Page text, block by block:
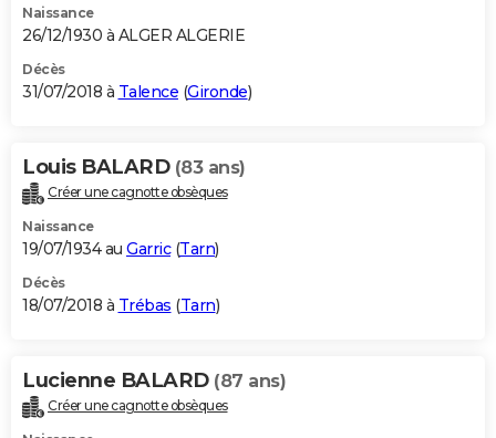
Naissance
26/12/1930 à ALGER ALGERIE
Décès
31/07/2018 à Talence (Gironde)
Louis BALARD (83 ans)
Créer une cagnotte obsèques
Naissance
19/07/1934 au Garric(Tarn)
Décès
18/07/2018 à Trébas (Tarn)
Lucienne BALARD (87 ans)
Créer une cagnotte obsèques